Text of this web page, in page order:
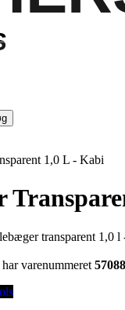
1,0 L - Kabi
transparent 1,0
varenummeret